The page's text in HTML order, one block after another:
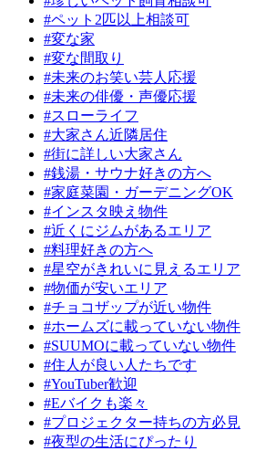
#ペット2匹以上相談可
#変な家
#変な間取り
#未来のお笑い芸人応援
#未来の俳優・声優応援
#スローライフ
#大家さん近隣居住
#街に詳しい大家さん
#銭湯・サウナ好きの方へ
#家庭菜園・ガーデニングOK
#インスタ映え物件
#近くにジムがあるエリア
#料理好きの方へ
#星空がきれいに見えるエリア
#物価が安いエリア
#チョコザップが近い物件
#ホームズに載っていない物件
#SUUMOに載っていない物件
#住人が良い人たちです
#YouTuber歓迎
#Eバイクも楽々
#プロジェクター持ちの方必見
#夜型の生活にぴったり